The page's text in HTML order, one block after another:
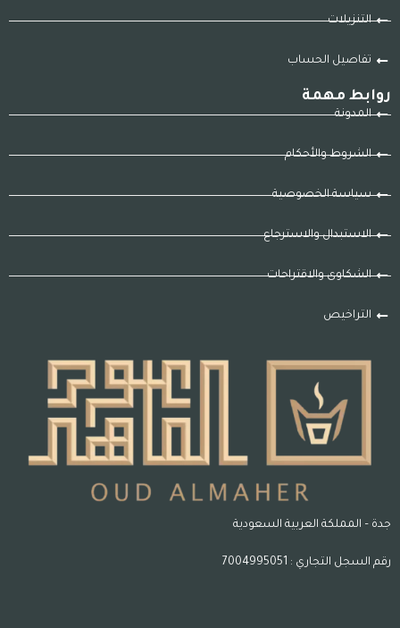
التنزيلات
تفاصيل الحساب
روابط مهمة
المدونة
الشروط والأحكام
سياسة الخصوصية
الاستبدال والاسترجاع
الشكاوى والاقتراحات
التراخيص
جدة – المملكة العربية السعودية
رقم السجل التجاري : 7004995051